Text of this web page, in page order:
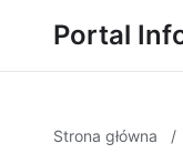
Portal
Strona główna /